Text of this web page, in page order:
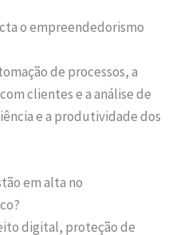
o empreendedorismo
de processos, a
clientes e a análise de
e a produtividade dos
em alta no
digital, proteção de